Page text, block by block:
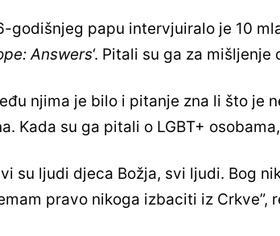
godišnjeg papu intervjuiralo je 10
Answers‘. Pitali su ga za
njima je bilo i pitanje zna li što je
Kada su ga pitali o LGBT+
su ljudi djeca Božja, svi ljudi. Bog
pravo nikoga izbaciti iz Crkve”,